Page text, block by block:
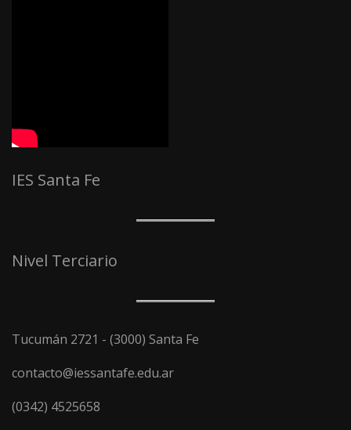
IES Santa Fe
Nivel Terciario
Tucumán 2721 - (3000) Santa Fe
contacto@iessantafe.edu.ar
(0342) 4525658